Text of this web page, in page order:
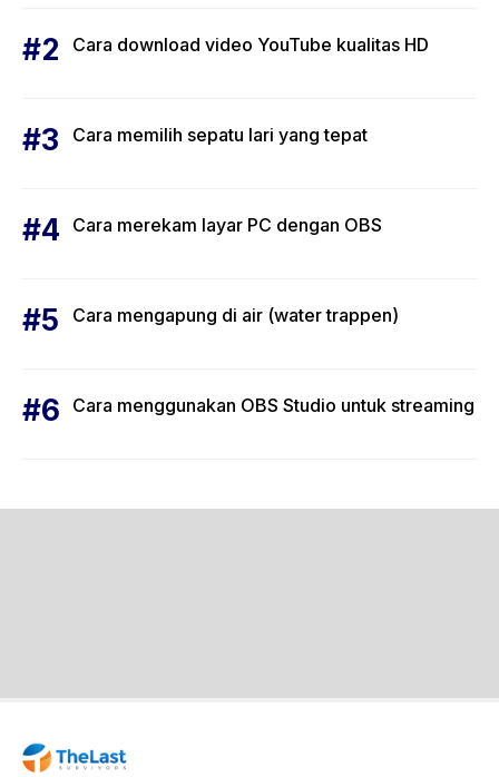
Cara download video YouTube kualitas HD
Cara memilih sepatu lari yang tepat
Cara merekam layar PC dengan OBS
Cara mengapung di air (water trappen)
Cara menggunakan OBS Studio untuk streaming